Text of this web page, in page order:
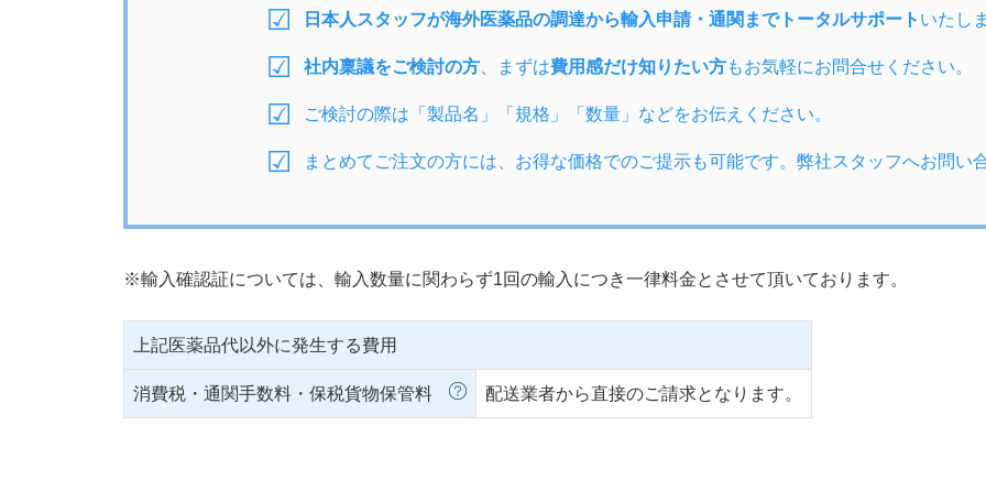
日本人スタッフが海外医薬品の調達から輸入申請・通関までトータルサポート いたし
社内稟議をご検討の方 、まずは費用感だけ知りたい方もお気軽にお問合せください。
ご検討の際は「製品名」「規格」「数量」などをお伝えください。
まとめてご注文の方には、お得な価格でのご提示も可能です。弊社スタッフへお問い
※輸入確認証については、輸入数量に関わらず1回の輸入につき一律料金とさせて頂いております。
上記医薬品代以外に発生する費用
消費税・通関手数料・保税貨物保管料 配送業者から直接のご請求となります。